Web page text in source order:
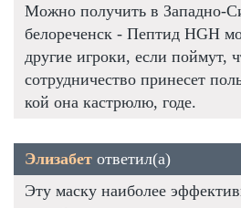
Можно получить в Западно-
белореченск - Пептид HGH
другие игроки, если поймут,
сотрудничество принесет
кой она кастрюлю, годе.
Элизабет ответил(а)
Эту маску наиболее